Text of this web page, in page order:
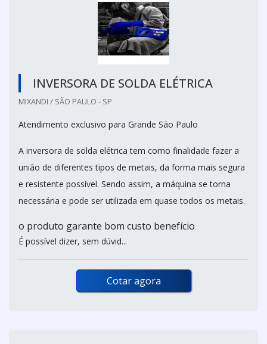
INVERSORA DE SOLDA ELÉTRICA
MIXANDI / SÃO PAULO - SP
Atendimento exclusivo para Grande São Paulo
A inversora de solda elétrica tem como finalidade fazer a
união de diferentes tipos de metais, da forma mais segura
e resistente possível. Sendo assim, a máquina se torna
necessária e pode ser utilizada em quase todos os metais.
o produto garante bom custo benefício
É possível dizer, sem dúvid...
Cotar agora